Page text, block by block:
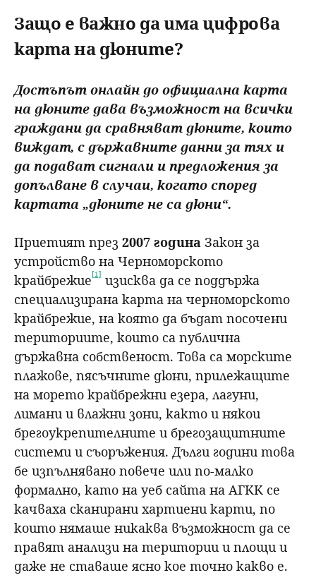
Защо е важно да има цифрова
карта на дюните?
Достъпът онлайн до официална карта
на дюните дава възможност на всички
граждани да сравняват дюните, които
виждат, с държавните данни за тях и
да подават сигнали и предложения за
допълване в случаи, когато според
картата „дюните не са дюни“.
Приетият през 2007 година Закон за
устройство на Черноморското
крайбрежие[1] изисква да се поддържа
специализирана карта на черноморското
крайбрежие, на която да бъдат посочени
териториите, които са публична
държавна собственост. Това са морските
плажове, пясъчните дюни, прилежащите
на морето крайбрежни езера, лагуни,
лимани и влажни зони, както и някои
брегоукрепителните и брегозащитните
системи и съоръжения. Дълги години това
бе изпълнявано повече или по-малко
формално, като на уеб сайта на АГКК се
качваха сканирани хартиени карти, по
които нямаше никаква възможност да се
правят анализи на територии и площи и
даже не ставаше ясно кое точно какво е.